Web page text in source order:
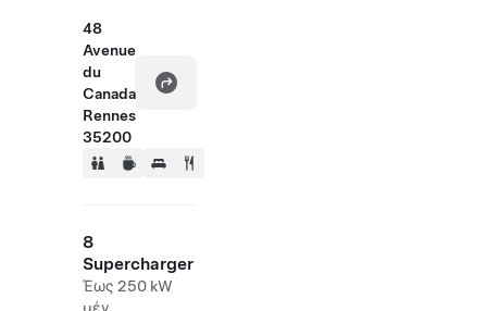
48
Avenue
du
Canada
Rennes
35200
8
Supercharger
Έως 250 kW